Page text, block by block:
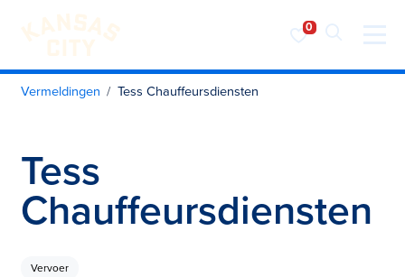
Bezoek KC
Ga naar inhoud
Vermeldingen Tess Chauffeursdiensten
Tess
Chauffeursdiensten
Vervoer